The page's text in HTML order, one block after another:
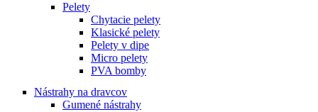
Pelety
Chytacie pelety
Klasické pelety
Pelety v dipe
Micro pelety
PVA bomby
Nástrahy na dravcov
Gumené nástrahy